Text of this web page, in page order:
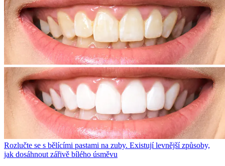
Rozlučte se s bělícími pastami na zuby. Existují levnější způsoby,
jak dosáhnout zářivě bílého úsměvu